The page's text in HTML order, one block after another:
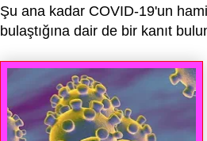
Şu ana kadar COVID-19'un
bulaştığına dair de bir kanıt